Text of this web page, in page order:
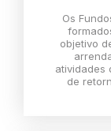
Os
objetivo
atividades
de